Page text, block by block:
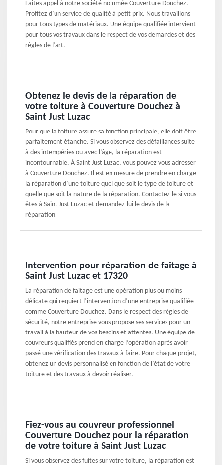
Faites appel à notre société nommée Couverture Douchez.
Profitez d’un service de qualité à petit prix. Nous travaillons
pour tous types de matériaux. Une équipe qualifiée intervient
pour tous vos travaux dans le respect de vos demandes et des
règles de l’art.
Obtenez le devis de la réparation de
votre toiture à Couverture Douchez à
Saint Just Luzac
Pour que la toiture assure sa fonction principale, elle doit être
parfaitement étanche. Si vous observez des défaillances suite
à des intempéries ou avec l’âge, la réparation est
incontournable. À Saint Just Luzac, vous pouvez vous adresser
à Couverture Douchez. Il est en mesure de prendre en charge
la réparation d’une toiture quel que soit le type de toiture et
quelle que soit la nature de la réparation. Contactez-le si vous
êtes à Saint Just Luzac et demandez-lui le devis de la
réparation.
Intervention pour réparation de faitage à
Saint Just Luzac et 17320
La réparation de faitage est une opération plus ou moins
délicate qui requiert l’intervention d’une entreprise qualifiée
comme Couverture Douchez. Dans le respect des règles de
sécurité, notre entreprise vous propose ses services pour un
travail à la hauteur de vos besoins et attentes. Une équipe de
couvreurs qualifiés prend en charge l’opération après avoir
passé une vérification des travaux à faire. Pour chaque projet,
obtenez un devis personnalisé en fonction de l’état de votre
toiture et des travaux à devoir réaliser.
Fiez-vous au couvreur professionnel
Couverture Douchez pour la réparation
de votre toiture à Saint Just Luzac
Si vous observez des fuites sur votre toiture, la réparation est